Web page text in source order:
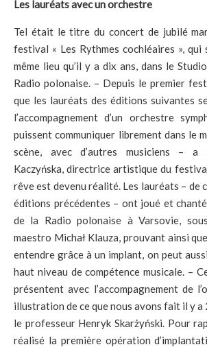
Les lauréats avec un orchestre
Tel était le titre du concert de jubilé
festival « Les Rythmes cochléaires », qui
même lieu qu’il y a dix ans, dans le
Radio polonaise. – Depuis le premier
que les lauréats des éditions suivantes
l’accompagnement d’un orchestre
puissent communiquer librement dans le
scène, avec d’autres musiciens – a
Kaczyńska, directrice artistique du
rêve est devenu réalité. Les lauréats – de
éditions précédentes – ont joué et
de la Radio polonaise à Varsovie,
maestro Michał Klauza, prouvant ainsi
entendre grâce à un implant, on peut
haut niveau de compétence musicale. –
présentent avec l’accompagnement de
illustration de ce que nous avons fait il y a
le professeur Henryk Skarżyński. Pour
réalisé la première opération